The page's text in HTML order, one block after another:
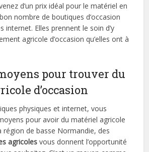
d’un prix idéal pour le matériel en
nombre de boutiques d’occasion
internet. Elles prennent le soin d’y
agricole d’occasion qu’elles ont à
pour trouver du
d’occasion
physiques et internet, vous
pour avoir du matériel agricole
région de basse Normandie, des
agricoles vous donnent l’opportunité